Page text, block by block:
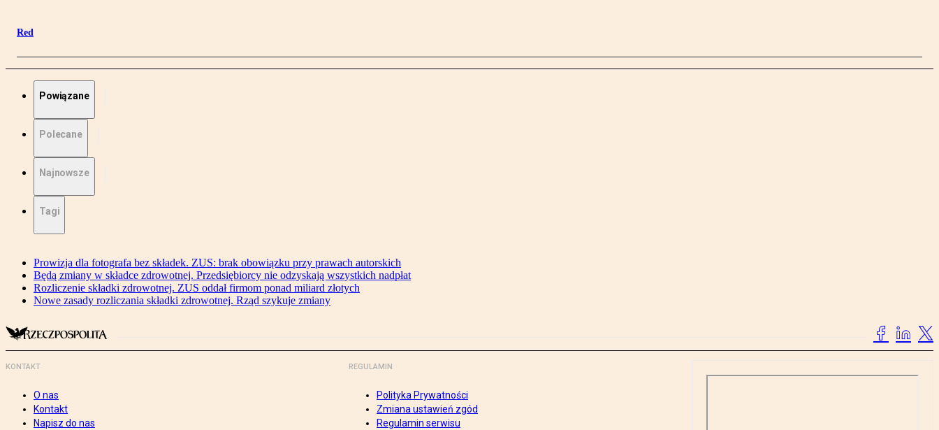
Red
Powiązane
Polecane
Najnowsze
Tagi
Prowizja dla fotografa bez składek. ZUS: brak obowiązku przy prawach autorskich
Będą zmiany w składce zdrowotnej. Przedsiębiorcy nie odzyskają wszystkich nadpłat
Rozliczenie składki zdrowotnej. ZUS oddał firmom ponad miliard złotych
Nowe zasady rozliczania składki zdrowotnej. Rząd szykuje zmiany
KONTAKT
O nas
Kontakt
Napisz do nas
REGULAMIN
Polityka Prywatności
Zmiana ustawień zgód
Regulamin serwisu